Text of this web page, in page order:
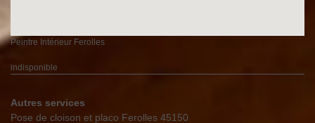
Peintre Intérieur Ferolles
indisponible
Autres services
Pose de cloison et placo Ferolles 45150